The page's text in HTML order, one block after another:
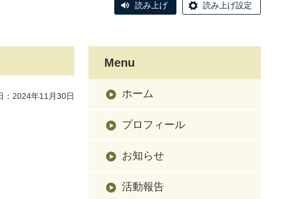
読み上げ 読み上げ設定
2024年11月30日
Menu
ホーム
プロフィール
お知らせ
活動報告